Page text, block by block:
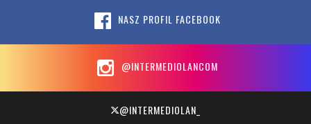
NASZ PROFIL FACEBOOK
@INTERMEDIOLANCOM
@INTERMEDIOLAN_